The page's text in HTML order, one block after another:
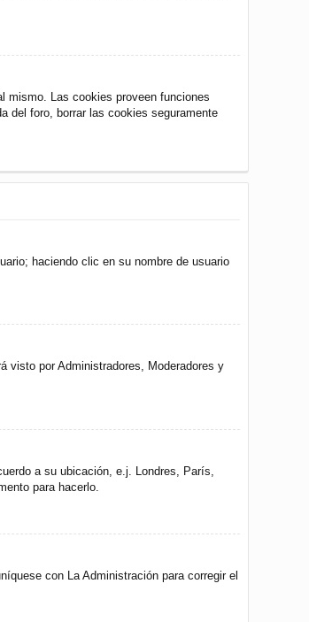
mismo. Las cookies proveen funciones
del foro, borrar las cookies seguramente
haciendo clic en su nombre de usuario
visto por Administradores, Moderadores y
a su ubicación, e.j. Londres, París,
para hacerlo.
con La Administración para corregir el